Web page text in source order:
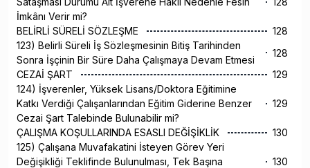
İmkânı Verir mi?
BELİRLİ SÜRELİ SÖZLEŞME
128
123) Belirli Süreli İş Sözleşmesinin Bitiş Tarihinden
Sonra İşçinin Bir Süre Daha Çalışmaya Devam Etmesi
128
CEZAİ ŞART
129
124) İşverenler, Yüksek Lisans/Doktora Eğitimine
Katkı Verdiği Çalışanlarından Eğitim Giderine Benzer
Cezai Şart Talebinde Bulunabilir mi?
129
ÇALIŞMA KOŞULLARINDA ESASLI DEĞİŞİKLİK
130
125) Çalışana Muvafakatini İsteyen Görev Yeri
Değişikliği Teklifinde Bulunulması, Tek Başına
130